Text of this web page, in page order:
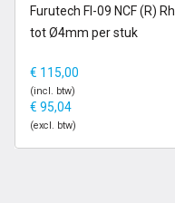
op voorraad
Furutech FI-09 NCF (R)
tot Ø4mm per stuk
€ 115,00
(incl. btw)
€ 95,04
(excl. btw)